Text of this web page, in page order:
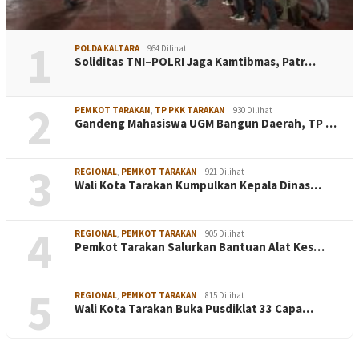
1 POLDA KALTARA 964 Dilihat
Soliditas TNI–POLRI Jaga Kamtibmas, Patr…
2 PEMKOT TARAKAN TP PKK TARAKAN 930 Dilihat
Gandeng Mahasiswa UGM Bangun Daerah, TP …
3 REGIONAL PEMKOT TARAKAN 921 Dilihat
Wali Kota Tarakan Kumpulkan Kepala Dinas…
4 REGIONAL PEMKOT TARAKAN 905 Dilihat
Pemkot Tarakan Salurkan Bantuan Alat Kes…
5 REGIONAL PEMKOT TARAKAN 815 Dilihat
Wali Kota Tarakan Buka Pusdiklat 33 Capa…